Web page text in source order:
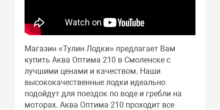
Магазин «Тулин Лодки» предлагает Вам
купить Аква Оптима 210 в Смоленске с
лучшими ценами и качеством. Наши
высококачественные лодки идеально
подойдут для поездок по воде и гребли на
моторах. Аква Оптима 210 проходит все